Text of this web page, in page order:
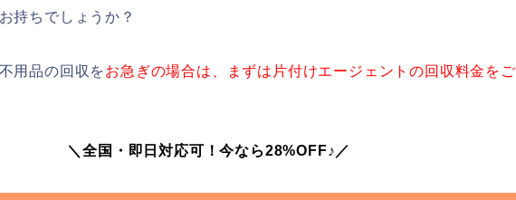
持ちでしょうか？
用品の回収をお急ぎの場合は、まずは片付けエージェントの回収料金をご
＼全国・即日対応可！今なら28%OFF♪／